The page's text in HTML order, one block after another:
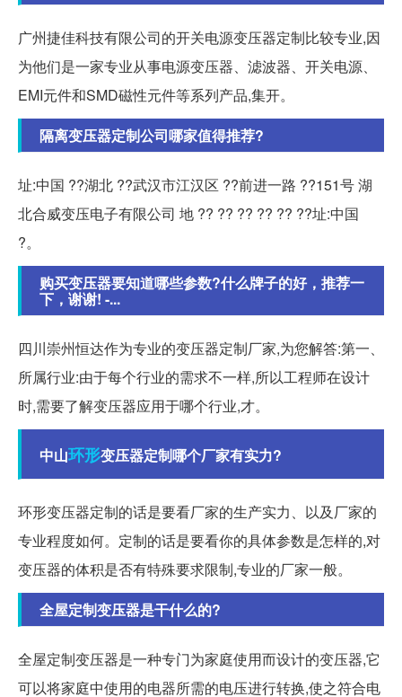
广州捷佳科技有限公司的开关电源变压器定制比较专业,因
为他们是一家专业从事电源变压器、滤波器、开关电源、
EMI元件和SMD磁性元件等系列产品,集开。
隔离变压器定制公司哪家值得推荐?
址:中国 ??湖北 ??武汉市江汉区 ??前进一路 ??151号 湖
北合威变压电子有限公司 地 ?? ?? ?? ?? ?? ??址:中国
?。
购买变压器要知道哪些参数?什么牌子的好，推荐一
下，谢谢! -...
四川崇州恒达作为专业的变压器定制厂家,为您解答:第一、
所属行业:由于每个行业的需求不一样,所以工程师在设计
时,需要了解变压器应用于哪个行业,才。
中山环形变压器定制哪个厂家有实力?
环形变压器定制的话是要看厂家的生产实力、以及厂家的
专业程度如何。定制的话是要看你的具体参数是怎样的,对
变压器的体积是否有特殊要求限制,专业的厂家一般。
全屋定制变压器是干什么的?
全屋定制变压器是一种专门为家庭使用而设计的变压器,它
可以将家庭中使用的电器所需的电压进行转换,使之符合电